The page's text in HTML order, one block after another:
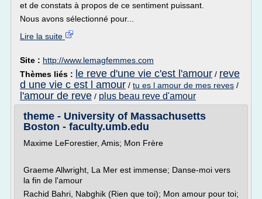
et de constats à propos de ce sentiment puissant.
Nous avons sélectionné pour...
Lire la suite
Site : http://www.lemagfemmes.com
Thèmes liés : le reve d'une vie c'est l'amour / reve
d une vie c est l amour / tu es l amour de mes reves /
l'amour de reve / plus beau reve d'amour
theme - University of Massachusetts
Boston - faculty.umb.edu
Maxime LeForestier, Amis; Mon Frère
Graeme Allwright, La Mer est immense; Danse-moi vers
la fin de l'amour
Rachid Bahri, Nabghik (Rien que toi); Mon amour pour toi;